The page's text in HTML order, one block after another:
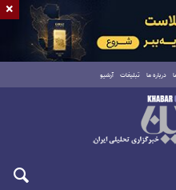
درباره ما تبلیغات آرشیو
×